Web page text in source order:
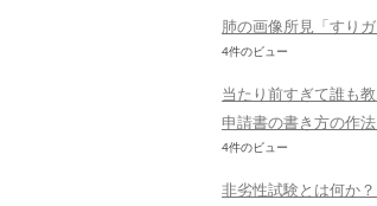
肺の画像所見「すり
4件のビュー
当たり前すぎて誰も
申請書の書き方の作
4件のビュー
非劣性試験とは何か